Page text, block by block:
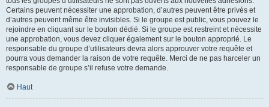
Certains peuvent nécessiter une approbation, d’autres peuvent être privés et
d’autres peuvent même être invisibles. Si le groupe est public, vous pouvez le
rejoindre en cliquant sur le bouton dédié. Si le groupe est restreint et nécessite
une approbation, vous devez cliquer également sur le bouton approprié. Le
responsable du groupe d’utilisateurs devra alors approuver votre requête et
pourra vous demander la raison de votre requête. Merci de ne pas harceler un
responsable de groupe s’il refuse votre demande.
Haut